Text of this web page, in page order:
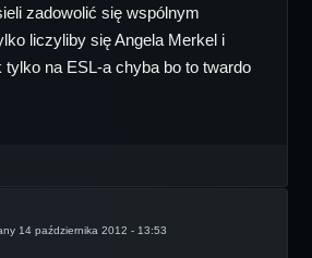
zadowolić się wspólnym
liczyliby się Angela Merkel i
tylko na ESL-a chyba bo to twardo
14 października 2012 - 13:53